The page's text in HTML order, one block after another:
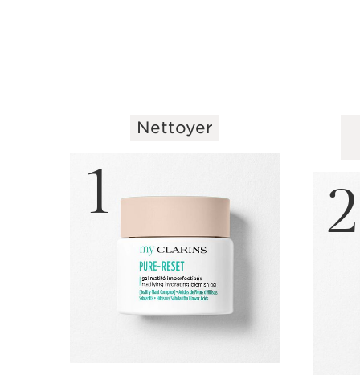
ALLER AU CONTENU
Nettoyer
1 2